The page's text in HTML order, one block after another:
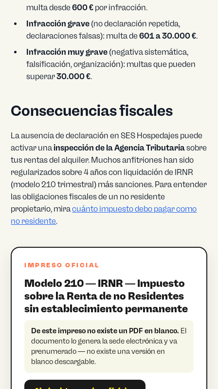
multa desde600 € por infracción.
Infracción grave (no declaración repetida,
declaraciones falsas): multa de601 a 30.000 €.
Infracción muy grave (negativa sistemática,
falsificación, organización): multas que pueden
superar30.000 €.
Consecuencias fiscales
La ausencia de declaración en SES Hospedajes puede
activar unainspección de la Agencia Tributariasobre
tus rentas del alquiler. Muchos anfitriones han sido
regularizados sobre 4 años con liquidación de IRNR
(modelo 210 trimestral) más sanciones. Para entender
las obligaciones fiscales de un no residente
propietario, miracuánto impuesto debo pagar como
no residente.
IMPRESO OFICIAL
Modelo 210 — IRNR — Impuesto
sobre la Renta de no Residentes
sin establecimiento permanente
De este impreso no existe un PDF en blanco. El
documento lo genera la sede electrónica y va
prenumerado — no existe una versión en
blanco descargable.